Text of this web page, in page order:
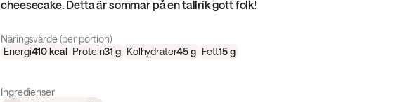
cheesecake. Detta är sommar på en tallrik gott folk!
Näringsvärde (per portion)
Energi410kcal Protein31 g Kolhydrater45g Fett15g
Ingredienser